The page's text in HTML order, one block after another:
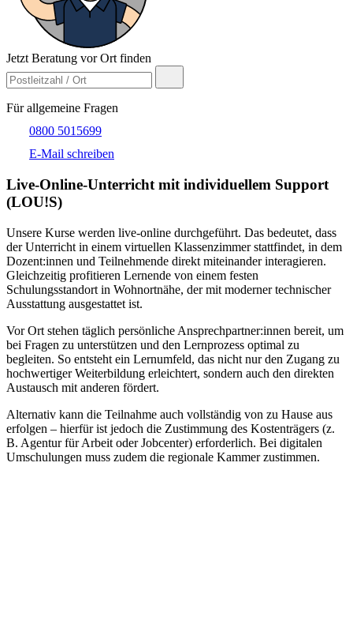
Jetzt Beratung vor Ort finden
Für allgemeine Fragen
0800 5015699
E-Mail schreiben
Live-​Online-Unterricht mit individuellem Support
(LOU!S)
Unsere Kurse werden live-online durchgeführt. Das bedeutet, dass
der Unterricht in einem virtuellen Klassenzimmer stattfindet, in dem
Dozent:innen und Teilnehmende direkt miteinander interagieren.
Gleichzeitig profitieren Lernende von einem festen
Schulungsstandort in Wohnortnähe, der mit moderner technischer
Ausstattung ausgestattet ist.
Vor Ort stehen täglich persönliche Ansprechpartner:innen bereit, um
bei Fragen zu unterstützen und den Lernprozess optimal zu
begleiten. So entsteht ein Lernumfeld, das nicht nur den Zugang zu
hochwertiger Weiterbildung erleichtert, sondern auch den direkten
Austausch mit anderen fördert.
Alternativ kann die Teilnahme auch vollständig von zu Hause aus
erfolgen – hierfür ist jedoch die Zustimmung des Kostenträgers (z.
B. Agentur für Arbeit oder Jobcenter) erforderlich. Bei digitalen
Umschulungen muss zudem die regionale Kammer zustimmen.